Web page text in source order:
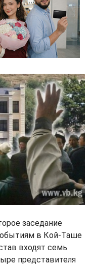
заседание
в Кой-Таше
входят семь
представителя